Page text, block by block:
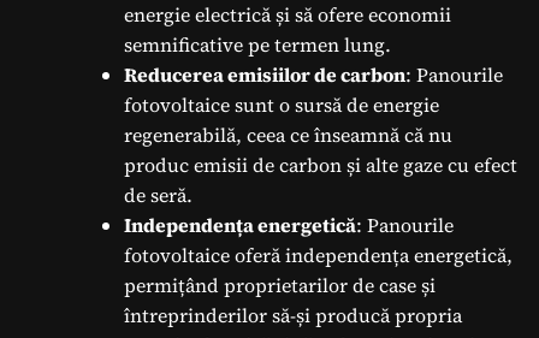
energie electrică și să ofere economii
semnificative pe termen lung.
Reducerea emisiilor de carbon: Panourile
fotovoltaice sunt o sursă de energie
regenerabilă, ceea ce înseamnă că nu
produc emisii de carbon și alte gaze cu efect
de seră.
Independența energetică: Panourile
fotovoltaice oferă independența energetică,
permițând proprietarilor de case și
întreprinderilor să-și producă propria